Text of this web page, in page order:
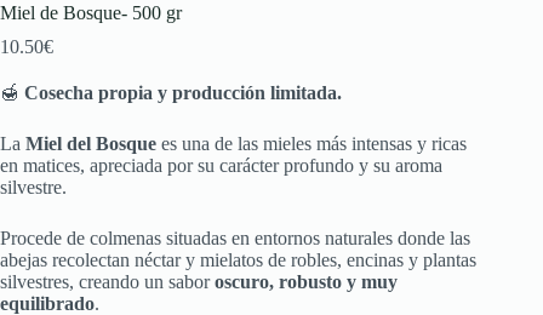
Miel de Bosque- 500 gr
10.50€
🍯 Cosecha propia y producción limitada.
La Miel del Bosque es una de las mieles más intensas y ricas
en matices, apreciada por su carácter profundo y su aroma
silvestre.
Procede de colmenas situadas en entornos naturales donde las
abejas recolectan néctar y mielatos de robles, encinas y plantas
silvestres, creando un saboroscuro, robusto y muy
equilibrado.